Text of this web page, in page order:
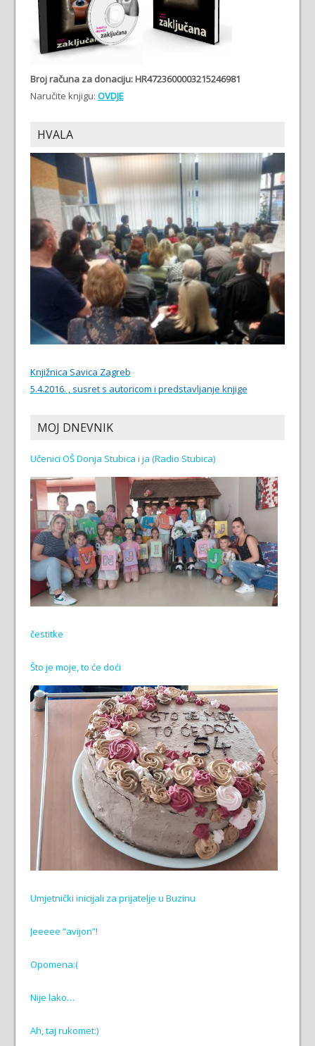
Broj računa za donaciju: HR4723600003215246981
Naručite knjigu: OVDJE
HVALA
Knjižnica Savica Zagreb
5.4.2016. , susret s autoricom i predstavljanje knjige
MOJ DNEVNIK
Učenici OŠ Donja Stubica i ja (Radio Stubica)
čestitke
Što je moje, to će doći
Umjetnički inicijali za prijatelje u Buzinu
Jeeeee “avijon”!
Opomena:(
Nije lako…
Ah, taj rukomet:)